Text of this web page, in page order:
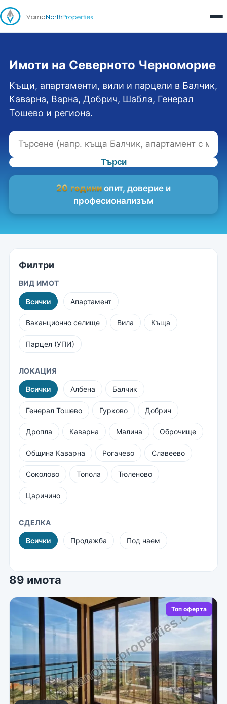
Имоти на Северното Черноморие
Къщи, апартаменти, вили и парцели в Балчик,
Каварна, Варна, Добрич, Шабла, Генерал
Тошево и региона.
Търси
20 години опит, доверие и
професионализъм
Филтри
ВИД ИМОТ
Всички Апартамент
Ваканционно селище Вила Къща
Парцел (УПИ)
ЛОКАЦИЯ
Всички Албена Балчик
Генерал Тошево Гурково Добрич
Дропла Каварна Малина Оброчище
Община Каварна Рогачево Славеево
Соколово Топола Тюленово
Царичино
СДЕЛКА
Всички Продажба Под наем
89 имота
Топ оферта